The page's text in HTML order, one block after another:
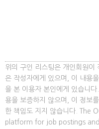
위의 구인 리스팅은 개인회원이
은 작성자에게 있으며, 이 내용
을 본 이용자 본인에게 있습니
용을 보증하지 않으며, 이 정보
한 책임도 지지 않습니다.
platform for job postings